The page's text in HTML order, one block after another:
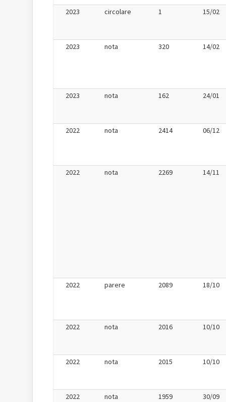
2023 circolare 1 15/02
2023 nota 320 14/02
2023 nota 162 24/01
2022 nota 2414 06/12
2022 nota 2269 14/11
2022 parere 2089 18/10
2022 nota 2016 10/10
2022 nota 2015 10/10
2022 nota 1959 30/09